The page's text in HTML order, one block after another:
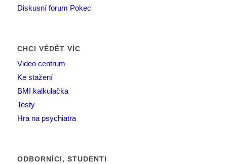
Diskusní forum Pokec
CHCI VĚDĚT VÍC
Video centrum
Ke stažení
BMI kalkulačka
Testy
Hra na psychiatra
ODBORNÍCI, STUDENTI